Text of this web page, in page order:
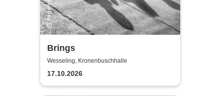
Brings
Wesseling, Kronenbuschhalle
17.10.2026